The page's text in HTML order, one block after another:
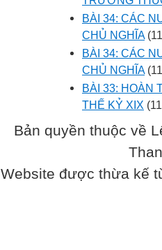
BÀI 34: CÁC
CHỦ NGHĨA
BÀI 34: CÁC
CHỦ NGHĨA
BÀI 33: HOÀN
THẾ KỶ XIX
Bản quyền thuộc về
Website được thừa kế